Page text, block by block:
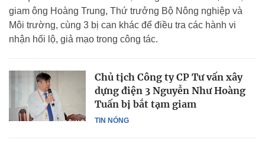
giam ông Hoàng Trung, Thứ trưởng Bộ Nông nghiệp và
Môi trường, cùng 3 bị can khác để điều tra các hành vi
nhận hối lộ, giả mạo trong công tác.
TIN NÓNG
Chủ tịch Công ty CP Tư vấn xây
dựng điện 3 Nguyễn Như Hoàng
Tuấn bị bắt tạm giam